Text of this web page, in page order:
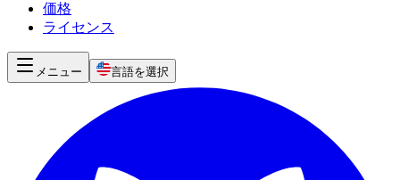
価格
ライセンス
メニュー 言語を選択